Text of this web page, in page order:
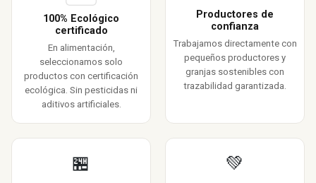
100% Ecológico
certificado
En alimentación,
seleccionamos solo
productos con certificación
ecológica. Sin pesticidas ni
aditivos artificiales.
Productores de
confianza
Trabajamos directamente con
pequeños productores y
granjas sostenibles con
trazabilidad garantizada.
🏪 💚